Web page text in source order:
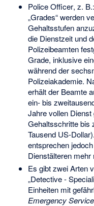
Police Officer, z. B.:
„Grades“ werden
Gehaltsstufen
die Dienstzeit und
Polizeibeamten
Grade, inklusive
während der
Polizeiakademie.
erhält der Beamte
ein- bis
Jahre vollen
Gehaltsschritte bis
Tausend US-
entsprechen
Dienstälteren
Es gibt zwei Arten
„Detective -
Einheiten mit
Emergency